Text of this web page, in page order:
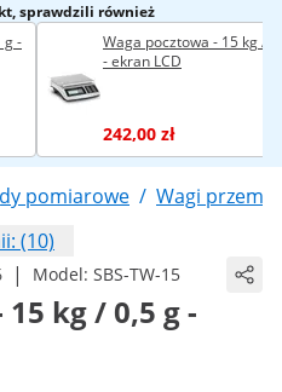
sprawdzili również
g -
Waga pocztowa - 15 kg /
- ekran LCD
242,00 zł
pomiarowe / Wagi
(10)
| Model: SBS-TW-15
kg / 0,5 g -